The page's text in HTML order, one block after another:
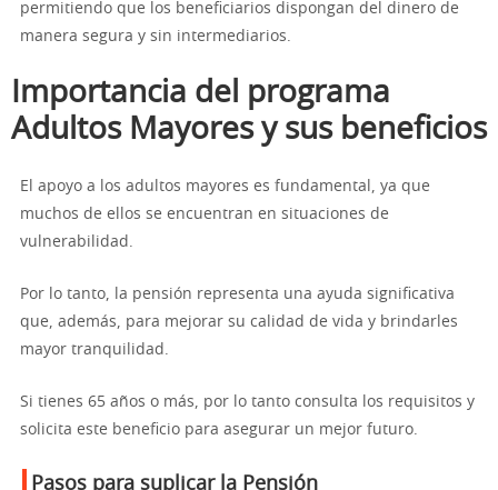
permitiendo que los beneficiarios dispongan del dinero de
manera segura y sin intermediarios.
Importancia del programa
Adultos Mayores y sus beneficios
El apoyo a los adultos mayores es fundamental, ya que
muchos de ellos se encuentran en situaciones de
vulnerabilidad.
Por lo tanto, la pensión representa una ayuda significativa
que, además, para mejorar su calidad de vida y brindarles
mayor tranquilidad.
Si tienes 65 años o más, por lo tanto consulta los requisitos y
solicita este beneficio para asegurar un mejor futuro.
Pasos para suplicar la Pensión